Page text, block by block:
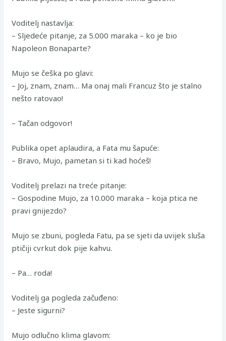
Voditelj nastavlja:
– Sljedeće pitanje, za 5.000 maraka – ko je bio
Napoleon Bonaparte?
Mujo se češka po glavi:
– Joj, znam, znam… Ma onaj mali Francuz što je stalno
nešto ratovao!
– Tačan odgovor!
Publika opet aplaudira, a Fata mu šapuće:
– Bravo, Mujo, pametan si ti kad hoćeš!
Voditelj prelazi na treće pitanje:
– Gospodine Mujo, za 10.000 maraka – koja ptica ne
pravi gnijezdo?
Mujo se zbuni, pogleda Fatu, pa se sjeti da uvijek sluša
ptičiji cvrkut dok pije kahvu.
– Pa… roda!
Voditelj ga pogleda začuđeno:
– Jeste sigurni?
Mujo odlučno klima glavom: